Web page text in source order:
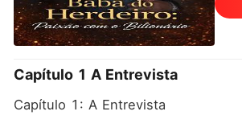
uma
sua
Capítulo 1 A Entrevista
Capítulo 1: A Entrevista